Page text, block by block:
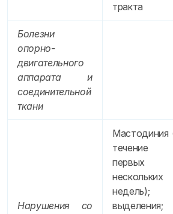
тракта
Болезни
опорно-
двигательного
аппарата и
соединительной
ткани
Нарушения со
Мастодиния
течение
первых
нескольких
недель);
выделения;